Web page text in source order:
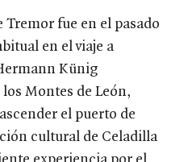
Tremor fue en el pasado
en el viaje a
Künig
Montes de León,
el puerto de
cultural de Celadilla